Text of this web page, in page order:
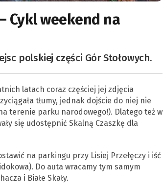
Cykl weekend na
polskiej części Gór Stołowych.
latach coraz częściej jej zdjęcia
tłumy, jednak dojście do niej nie
terenie parku narodowego!). Dlatego też w
się udostępnić Skalną Czaszkę dla
na parkingu przy Lisiej Przełęczy i iść
Do auta wracamy tym samym
i Białe Skały.